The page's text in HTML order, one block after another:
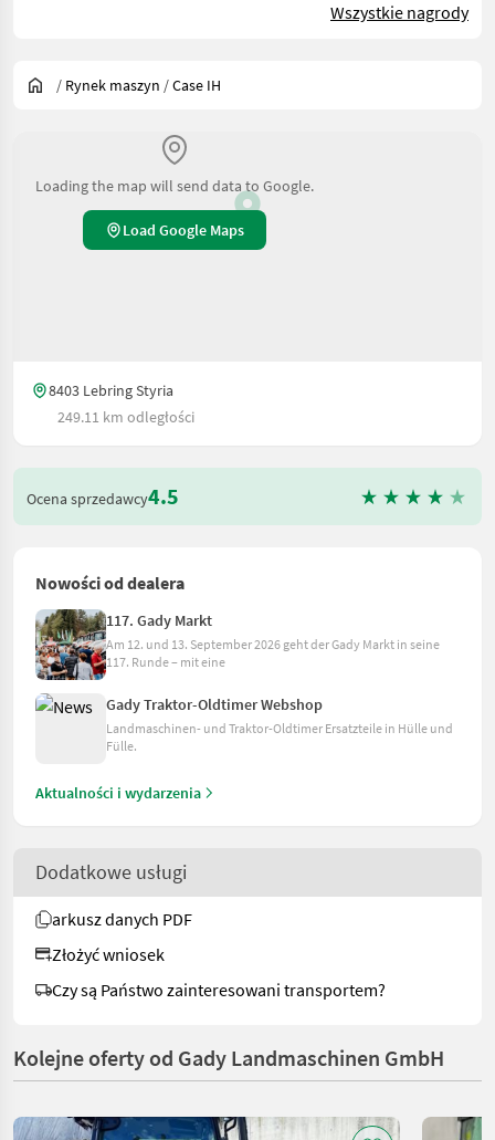
Wszystkie nagrody
/ Rynek maszyn /Case IH
Loading the map will send data to Google.
Load Google Maps
8403 Lebring Styria
249.11 km odległości
Ocena sprzedawcy4.5
Nowości od dealera
117. Gady Markt
Am 12. und 13. September 2026 geht der Gady Markt in seine
117. Runde – mit eine
Gady Traktor-Oldtimer Webshop
Landmaschinen- und Traktor-Oldtimer Ersatzteile in Hülle und
Fülle.
Aktualności i wydarzenia
Dodatkowe usługi
arkusz danych PDF
Złożyć wniosek
Czy są Państwo zainteresowani transportem?
Kolejne oferty od Gady Landmaschinen GmbH